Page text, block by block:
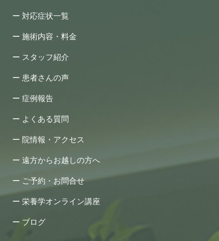
対応症状一覧
施術内容・料金
スタッフ紹介
患者さんの声
症例報告
よくある質問
院情報・アクセス
遠方からお越しの方へ
ご予約・お問合せ
栄養学オンライン講座
ブログ